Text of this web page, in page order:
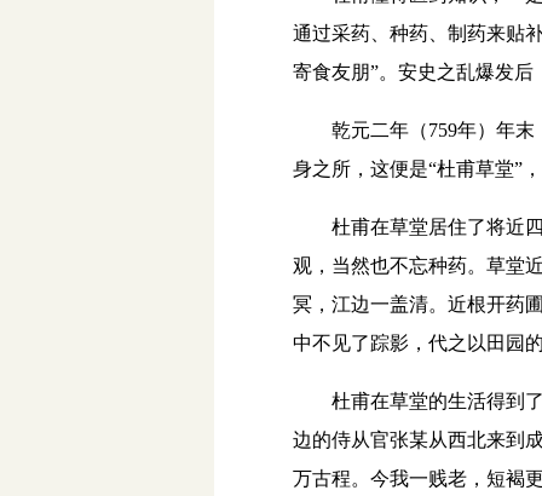
通过采药、种药、制药来贴
寄食友朋”。安史之乱爆发
乾元二年（759年）年末
身之所，这便是“杜甫草堂”
杜甫在草堂居住了将近四
观，当然也不忘种药。草堂
冥，江边一盖清。近根开药
中不见了踪影，代之以田园
杜甫在草堂的生活得到了
边的侍从官张某从西北来到
万古程。今我一贱老，短褐